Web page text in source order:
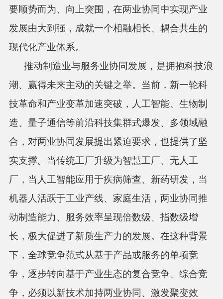
要顺势而为、向上突围，在两业协同中实现产业
发展由大到强，成就一个相融相长、耦合共生的
现代化产业体系。
推动制造业与服务业协同发展，是拥抱科技浪
潮、赢得未来主动的关键之举。当前，新一轮科
技革命和产业变革加速突破，人工智能、生物制
造、量子通信等前沿科技集群式爆发、多领域融
合，对两业协同发展提出紧迫要求，也提供了坚
实支撑。当传统工厂升级为智慧工厂、无人工
厂，当人工智能应用于疾病筛查、新药研发，当
机器人活跃于工业产线、家庭生活，两业协同推
动制造能力、服务效率呈现倍数级、指数级增
长，极大促进了新质生产力的发展。在这种背景
下，全球竞争范式从基于产品或服务的单项竞
争，逐步转向基于产业生态的复合竞争、综合竞
争，必须以新技术加持两业协同、激发聚变效